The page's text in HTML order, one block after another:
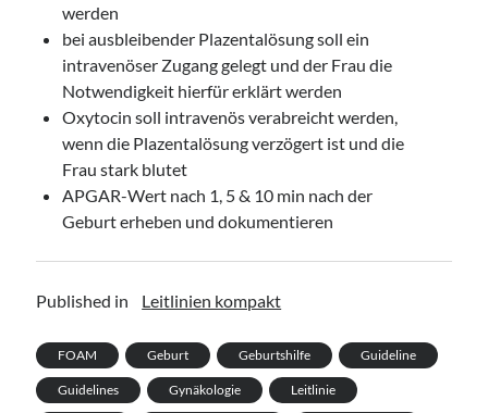
werden
bei ausbleibender Plazentalösung soll ein
intravenöser Zugang gelegt und der Frau die
Notwendigkeit hierfür erklärt werden
Oxytocin soll intravenös verabreicht werden,
wenn die Plazentalösung verzögert ist und die
Frau stark blutet
APGAR-Wert nach 1, 5 & 10 min nach der
Geburt erheben und dokumentieren
Published in Leitlinien kompakt
FOAM Geburt Geburtshilfe Guideline
Guidelines Gynäkologie Leitlinie